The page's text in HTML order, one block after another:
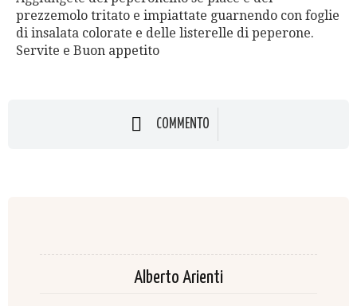
prezzemolo tritato e impiattate guarnendo con foglie
di insalata colorate e delle listerelle di peperone.
Servite e Buon appetito
COMMENTO
Alberto Arienti